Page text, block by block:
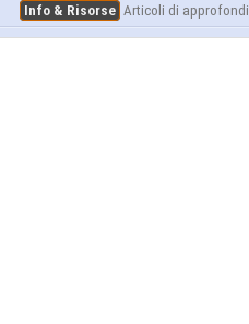
Info & Risorse Articoli di approfondimento